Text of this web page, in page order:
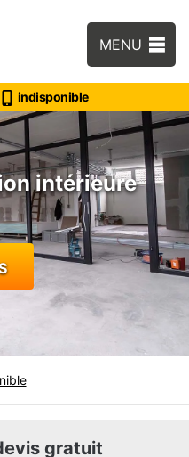
MENU
indisponible
intérieure
gratuit